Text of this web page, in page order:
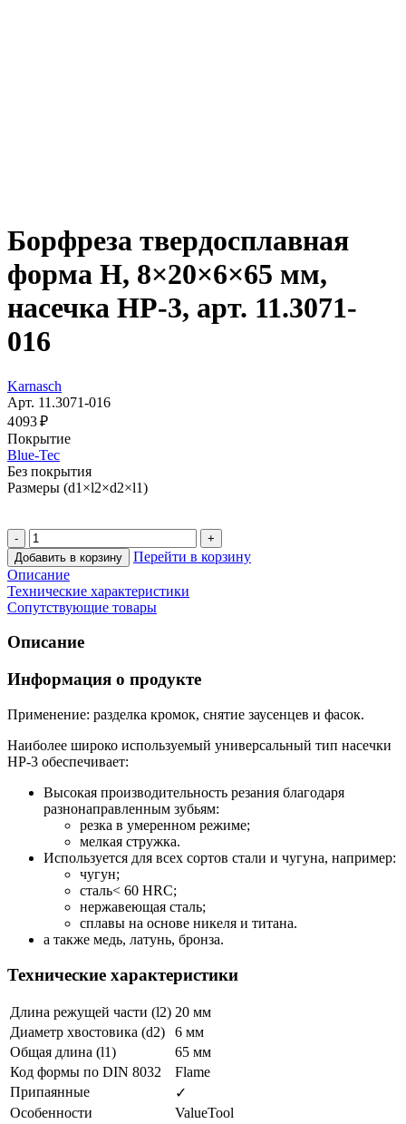
Борфреза твердосплавная
форма H, 8×20×6×65 мм,
насечка HP-3, арт. 11.3071-
016
Karnasch
Арт. 11.3071-016
4 093 ₽
Покрытие
Blue-Tec
Без покрытия
Размеры (d1×l2×d2×l1)
Добавить в корзину
Перейти в корзину
Описание
Технические характеристики
Сопутствующие товары
Описание
Информация о продукте
Применение: разделка кромок, снятие заусенцев и фасок.
Наиболее широко используемый универсальный тип насечки
HP-3 обеспечивает:
Высокая производительность резания благодаря
разнонаправленным зубьям:
резка в умеренном режиме;
мелкая стружка.
Используется для всех сортов стали и чугуна, например:
чугун;
сталь< 60 HRC;
нержавеющая сталь;
сплавы на основе никеля и титана.
а также медь, латунь, бронза.
Технические характеристики
Длина режущей части (l2) 20 мм
Диаметр хвостовика (d2)
6 мм
Общая длина (l1)
65 мм
Код формы по DIN 8032
Flame
Припаянные
✓
Особенности
ValueTool